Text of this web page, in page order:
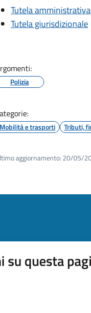
Tutela amministrativa
Tutela giurisdizionale
Polizia
Mobilità e trasporti Tributi,
aggiornamento: 20/05/
su questa